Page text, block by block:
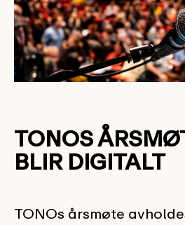
TONOS
BLIR DIGITALT
TONOs årsmøte